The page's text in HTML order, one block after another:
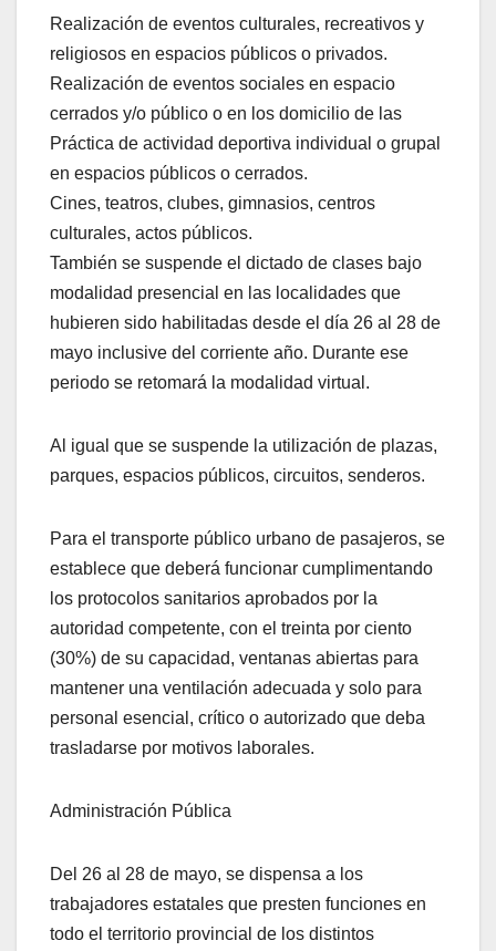
Realización de eventos culturales, recreativos y
religiosos en espacios públicos o privados.
Realización de eventos sociales en espacio
cerrados y/o público o en los domicilio de las
Práctica de actividad deportiva individual o grupal
en espacios públicos o cerrados.
Cines, teatros, clubes, gimnasios, centros
culturales, actos públicos.
También se suspende el dictado de clases bajo
modalidad presencial en las localidades que
hubieren sido habilitadas desde el día 26 al 28 de
mayo inclusive del corriente año. Durante ese
periodo se retomará la modalidad virtual.
Al igual que se suspende la utilización de plazas,
parques, espacios públicos, circuitos, senderos.
Para el transporte público urbano de pasajeros, se
establece que deberá funcionar cumplimentando
los protocolos sanitarios aprobados por la
autoridad competente, con el treinta por ciento
(30%) de su capacidad, ventanas abiertas para
mantener una ventilación adecuada y solo para
personal esencial, crítico o autorizado que deba
trasladarse por motivos laborales.
Administración Pública
Del 26 al 28 de mayo, se dispensa a los
trabajadores estatales que presten funciones en
todo el territorio provincial de los distintos